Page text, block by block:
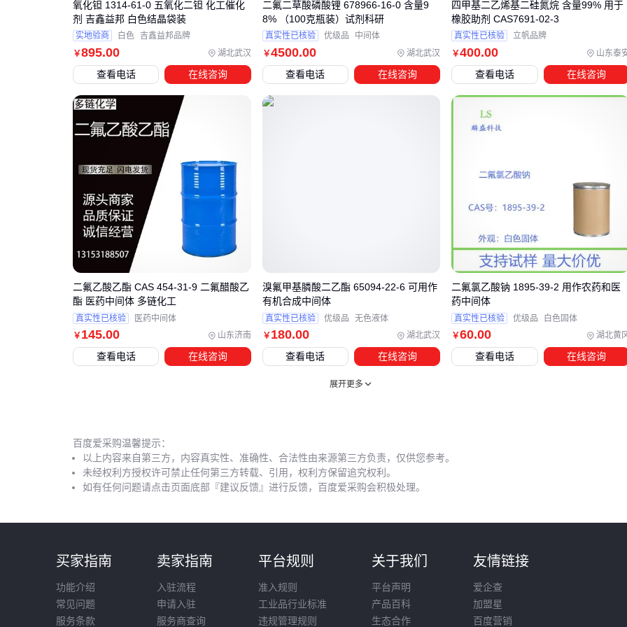
四、如何构建耐氟腐蚀的二氟二氧化钼反应系统？
采购二氟二氧化钼后，配套设备的耐腐蚀性能往往成为被忽视
的关键点。氟化物的强腐蚀性会加速普通
不锈钢反应釜
的损
耗，导致密封失效和催化剂污染。
构建完整防护体系需要重点关注三个层面：
反应容器材质：优先选择内衬特氟龙或搪瓷的
惰性气体钢瓶
用于反应前置换空气，
密封等级：采用氟橡胶密封圈和双端面机械密封，减少氟化
氢氟酸防护服
应具备全身覆
盖和耐化学渗透特性，配合防毒面具
形成完整防护链。这类
配套投入虽增加初期成本，但能显著降低长期维护压力。
五、二氟二氧化钼活化处理的三个关键细节
新采购的二氟二氧化钼催化剂通常需要活化处理才能达到最佳
活性。不同于普通钼化合物，其氟-氧键的特殊结构要求更精确
还原气体流速应缓慢递增，避免局部过热
活化后需用惰性气体保护降至室温，防止表面氧化
况下的积碳和氟流失会改变孔隙结构，建议通过催化剂元素检
再生比直接高温处理更有效。
存储环节常被忽视的细节是包装密封性。真空包装配合
只能短期保存，长期存放建议充入惰性气体并定期检测钢瓶
￥895.00 湖北武汉
氧化钽 1314-61-0 五氧化二钽 化工催化
剂 吉鑫益邦 白色结晶袋装
实地验商 白色 吉鑫益邦品牌
查看电话 在线咨询
￥4500.00 湖北武汉
二氟二草酸磷酸锂 678966-16-0 含量9
8% （100克瓶装）试剂科研
真实性已核验 优级品 中间体
查看电话 在线咨询
￥400.00 山东泰
四甲基二乙烯基二硅氮烷 含量99% 用于
橡胶助剂 CAS7691-02-3
真实性已核验 立帆品牌
查看电话 在线咨询
￥ 145.00 山东济南
二氟乙酸乙酯 CAS 454-31-9 二氟醋酸乙
酯 医药中间体 多链化工
真实性已核验 医药中间体
查看电话 在线咨询
￥ 180.00 湖北武汉
溴氟甲基膦酸二乙酯 65094-22-6 可用作
有机合成中间体
真实性已核验 优级品 无色液体
查看电话 在线咨询
￥60.00 湖北黄
二氟氯乙酸钠 1895-39-2 用作农药和医
药中间体
真实性已核验 优级品 白色固体
查看电话 在线咨询
展开更多
百度爱采购温馨提示：
以上内容来自第三方，内容真实性、准确性、合法性由来源第三方负责，仅供您参考。
未经权利方授权许可禁止任何第三方转载、引用，权利方保留追究权利。
如有任何问题请点击页面底部『建议反馈』进行反馈，百度爱采购会积极处理。
买家指南
功能介绍
常见问题
服务条款
卖家指南
入驻流程
申请入驻
服务商查询
平台规则
准入规则
工业品行业标准
违规管理规则
关于我们
平台声明
产品百科
生态合作
友情链接
爱企查
加盟星
百度营销